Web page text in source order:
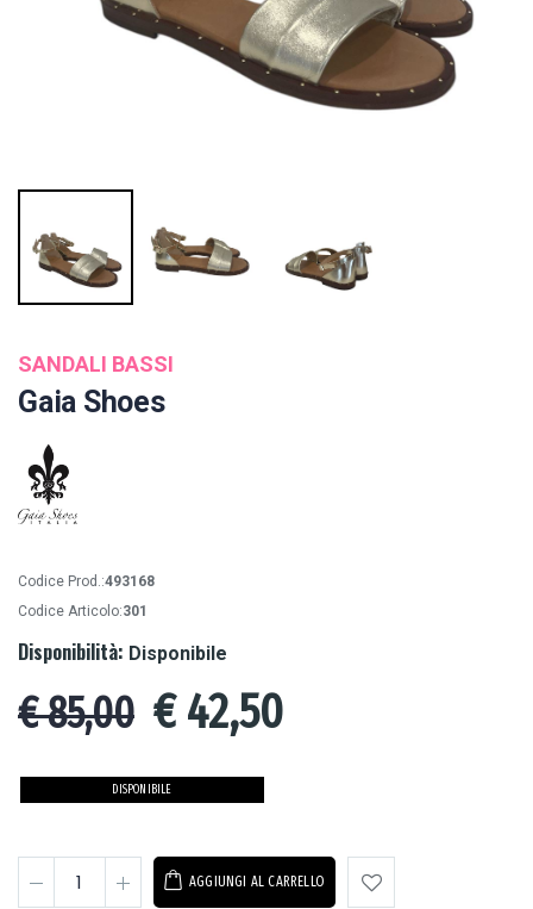
SANDALI BASSI
Gaia Shoes
Codice Prod.:493168
Codice Articolo:301
Disponibilità: Disponibile
€ 85,00 €42,50
DISPONIBILE
AGGIUNGI AL CARRELLO